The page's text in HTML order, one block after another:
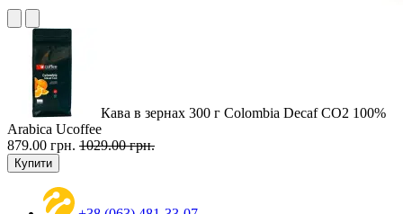
Кава в зернах 300 г Colоmbia Decaf CO2 100%
Arabica Ucoffee
879.00 грн. 1029.00 грн.
Купити